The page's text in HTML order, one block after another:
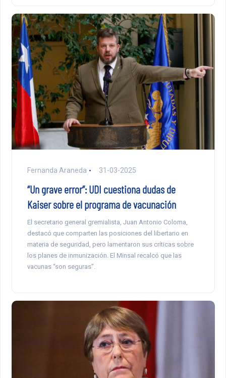
Fernanda Araneda 31-03-2025
“Un grave error”: UDI cuestiona dudas de
Kaiser sobre el programa de vacunación
El secretario general gremialista, Juan Antonio Coloma,
destacó que comparten las posiciones del libertario en
materia de seguridad, pero lamentaron sus críticas sobre
los planes de inmunización. El Minsal recalcó que las
vacunas “son seguras”.